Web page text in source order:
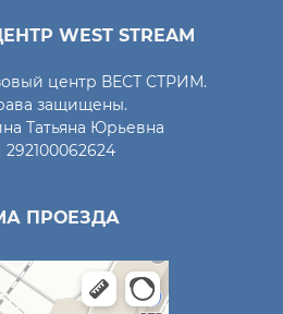
центр ВЕСТ СТРИМ.
защищены.
Татьяна Юрьевна
WEST STREAM
ПРОЕЗДА